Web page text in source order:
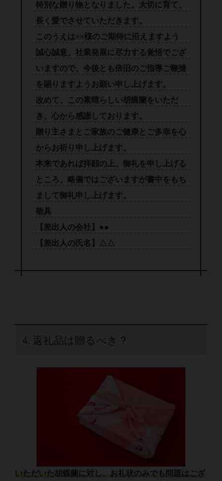
特別な贈り物となりました。大切に育て、
長く愛でさせていただきます。
このうえは××様のご期待に沿えますよう
誠心誠意、社業発展に尽力する覚悟でござ
いますので、今後とも倍旧のご指導ご鞭撻
を賜りますようお願い申し上げます。
改めて、この素晴らしい胡蝶蘭をいただ
き、心から感謝しております。
贈り主さまとご家族のご健康とご多幸を心
からお祈り申し上げます。
本来であれば拝顔の上、御礼を申し上げる
ところ、略儀ではございますが書中をもち
まして御礼申し上げます。
敬具
【差出人の会社】●●
【差出人の氏名】△△
4. 返礼品は贈るべき？
いただいた胡蝶蘭に対し、お礼状のみでも問題はござ